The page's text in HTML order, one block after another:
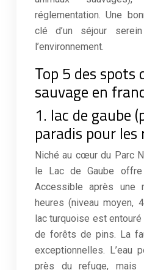
réglementation. Une
clé d’un séjour
l’environnement.
Top 5 des spots
sauvage en
1. lac de gaube
paradis pour
Niché au cœur du Parc
le Lac de Gaube offre
Accessible après une
heures (niveau moyen,
lac turquoise est
de forêts de pins. La
exceptionnelles. L’eau
près du refuge, mais